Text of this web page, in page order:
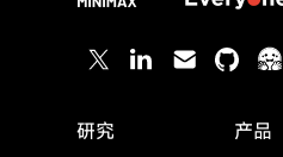
研究 产品